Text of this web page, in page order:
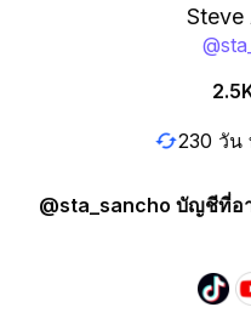
Steve
@
230 วัน
@sta_sancho บัญชีที่อ